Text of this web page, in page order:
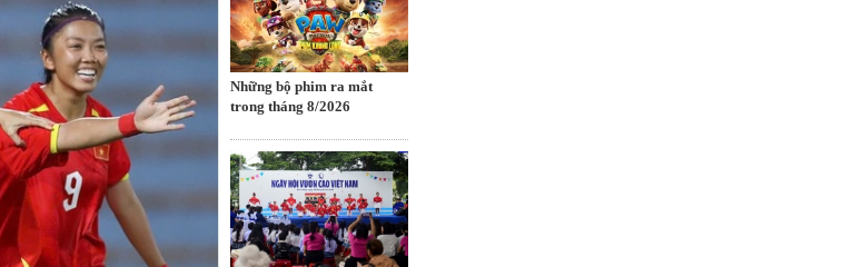
Những bộ phim ra mắt
trong tháng 8/2026